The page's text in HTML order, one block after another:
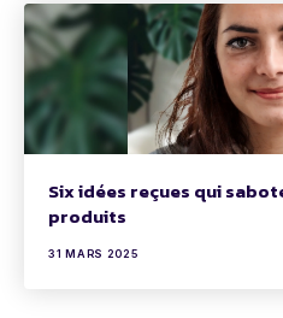
Six idées reçues qui
produits
31 MARS 2025